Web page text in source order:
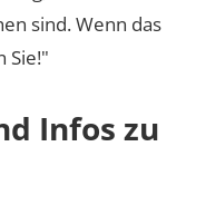
sind. Wenn das
Sie!"
Infos zu